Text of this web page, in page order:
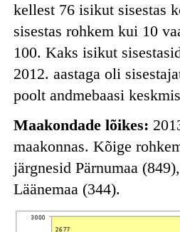
kellest 76 isikut sisestas
sisestas rohkem kui 10
100. Kaks isikut
2012. aastaga oli
poolt andmebaasi
Maakondade lõikes:
maakonnas. Kõige
järgnesid Pärnumaa
Läänemaa (344).